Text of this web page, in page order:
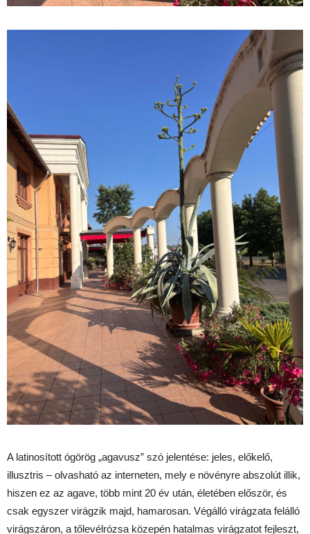
A latinosított ógörög „agavusz” szó jelentése: jeles, előkelő,
illusztris – olvasható az interneten, mely e növényre abszolút illik,
hiszen ez az agave, több mint 20 év után, életében először, és
csak egyszer virágzik majd, hamarosan. Végálló virágzata felálló
virágszáron, a tőlevélrózsa közepén hatalmas virágzatot fejleszt,